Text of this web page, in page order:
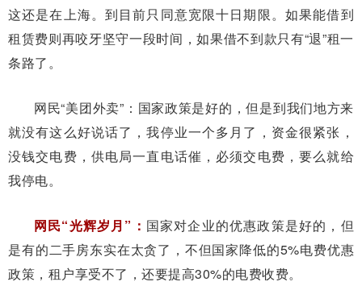
这还是在上海。到目前只同意宽限十日期限。如果能借到
租赁费则再咬牙坚守一段时间，如果借不到款只有“退”租一
条路了。
网民“美团外卖”：国家政策是好的，但是到我们地方来
就没有这么好说话了，我停业一个多月了，资金很紧张，
没钱交电费，供电局一直电话催，必须交电费，要么就给
我停电。
网民“光辉岁月”： 国家对企业的优惠政策是好的，但
是有的二手房东实在太贪了，不但国家降低的5%电费优惠
政策，租户享受不了，还要提高30%的电费收费。